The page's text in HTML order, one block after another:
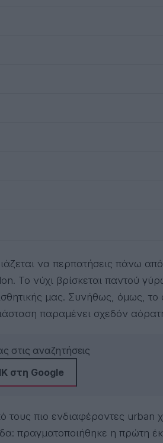
Το νύχι βρίσκεται παντού
μας. Συνήθως, όμως, το
παραμένει σχεδόν
στις αναζητήσεις
στη Google
τους πιο ενδιαφέροντες urban
πραγματοποιήθηκε η πρώτη